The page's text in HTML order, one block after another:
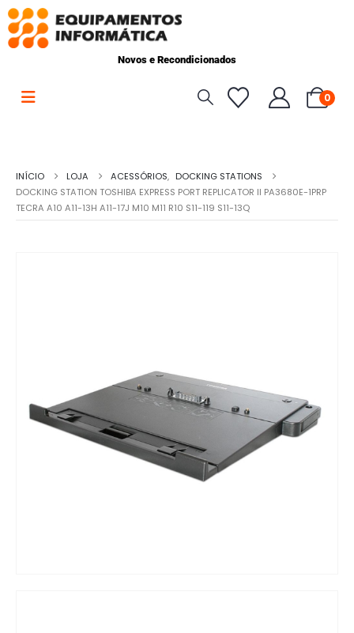
Novos e Recondicionados
0
INÍCIO LOJA ACESSÓRIOS, DOCKING STATIONS
DOCKING STATION TOSHIBA EXPRESS PORT REPLICATOR II PA3680E-1PRP
TECRA A10 A11-13H A11-17J M10 M11 R10 S11-119 S11-13Q